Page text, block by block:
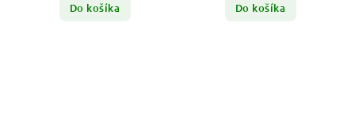
Do košíka Do košíka